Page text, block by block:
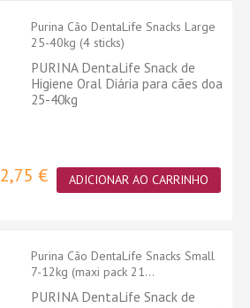
Purina Cão DentaLife Snacks Large
25-40kg (4 sticks)
PURINA DentaLife Snack de
Higiene Oral Diária para cães doa
25-40kg
2,75 € ADICIONAR AO CARRINHO
Purina Cão DentaLife Snacks Small
7-12kg (maxi pack 21...
PURINA DentaLife Snack de